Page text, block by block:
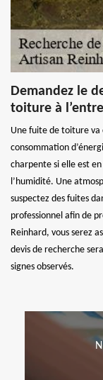
Demandez le
toiture à
Une fuite de toiture
consommation
charpente si elle est
l’humidité. Une
suspectez des fuites
professionnel afin de
Reinhard, vous serez
devis de recherche
signes observés.